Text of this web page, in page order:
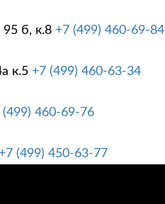
95 б, к.8 +7 (499) 460-69-84
к.5 +7 (499) 460-63-34
(499) 460-69-76
+7 (499) 450-63-77